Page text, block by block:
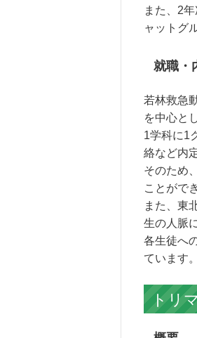
また、2
ャットグ
就職・
若林救急
を中心と
1学科に1
絡など内
そのため
ことがで
また、東
生の人脈
各生徒へ
ています。
トリ